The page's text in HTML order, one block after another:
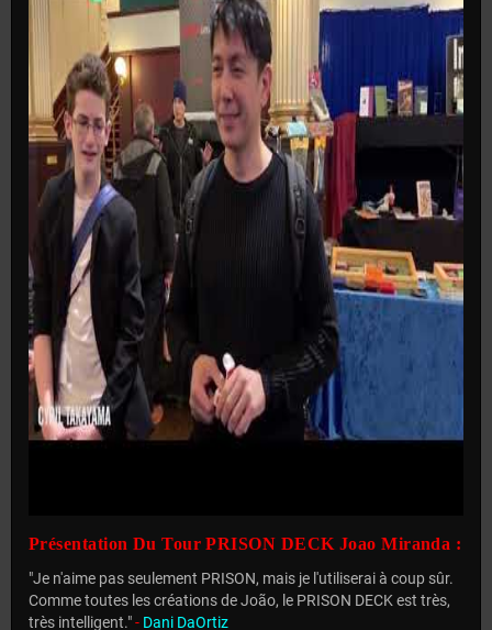
Présentation Du Tour PRISON DECK Joao Miranda :
"Je n'aime pas seulement PRISON, mais je l'utiliserai à coup sûr.
Comme toutes les créations de João, le PRISON DECK est très,
très intelligent."- Dani DaOrtiz